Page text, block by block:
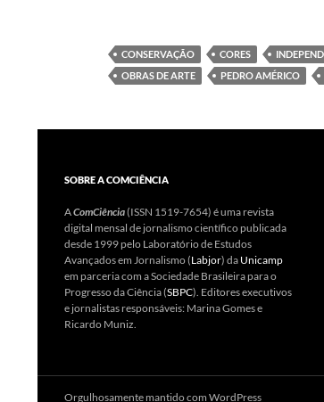
CONSERVAÇÃO CORES
OBRAS DE ARTE
PEDRO AMÉRICO
SOBRE A COMCIÊNCIA
AComCiência(ISSN 1519-7654) é uma revista
digital mensal de jornalismo científico publicada
desde 1999 pelo Laboratório de Estudos
Avançados em Jornalismo (Labjor) da Unicamp
em parceria com a Sociedade Brasileira para o
Progresso da Ciência (SBPC). Editores executivos
e jornalistas responsáveis: Marina Gomes e
Ricardo Muniz.
Orgulhosamente mantido com WordPress